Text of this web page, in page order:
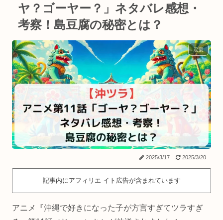
ヤ？ゴーヤー？」ネタバレ感想・
考察！島豆腐の秘密とは？
恋愛
2025/3/17 2025/3/20
記事内にアフィリエ イト広告が含まれています
アニメ『沖縄で好きになった子が方言すぎてツラすぎ